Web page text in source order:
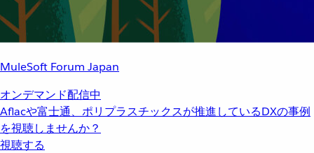
MuleSoft Forum Japan
オンデマンド配信中
Aflacや富士通、ポリプラスチックスが推進しているDXの事例
を視聴しませんか？
視聴する